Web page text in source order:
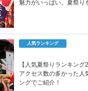
魅力がいっぱい。夏祭り
人気ランキング
【人気夏祭りランキング
アクセス数の多かった人
ングでご紹介！